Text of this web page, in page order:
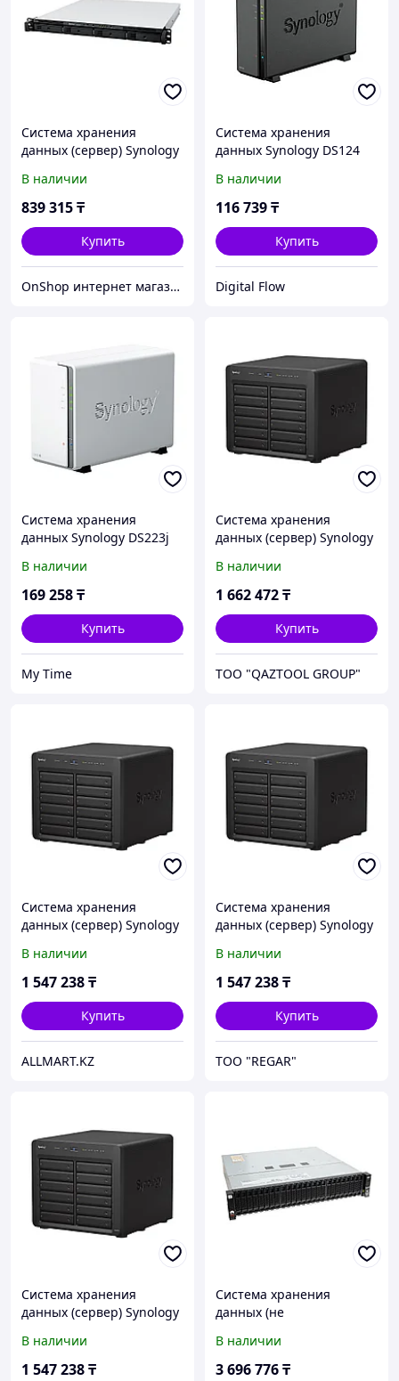
Система хранения
данных (сервер) Synology
В наличии
839 315₸
Купить
OnShop интернет магазин
Система хранения
данных Synology DS124
В наличии
116 739₸
Купить
Digital Flow
Система хранения
данных Synology DS223j
В наличии
169 258₸
Купить
My Time
Система хранения
данных (сервер) Synology
В наличии
1 662 472₸
Купить
TOO "QAZTOOL GROUP"
Система хранения
данных (сервер) Synology
В наличии
1 547 238₸
Купить
ALLMART.KZ
Система хранения
данных (сервер) Synology
В наличии
1 547 238₸
Купить
TOO "REGAR"
Система хранения
данных (сервер) Synology
В наличии
1 547 238₸
Система хранения
данных (не
Huawei D2020-64G-SAS-AC
01 OceanStor Dorado 2020
В наличии
3 696 776₸